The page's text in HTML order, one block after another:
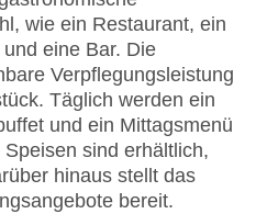
2
30
am Pool
Express, Diners Club,
wie ein Restaurant, ein
eine Bar. Die
Verpflegungsleistung
Täglich werden ein
und ein Mittagsmenü
sind erhältlich,
hinaus stellt das
bereit.